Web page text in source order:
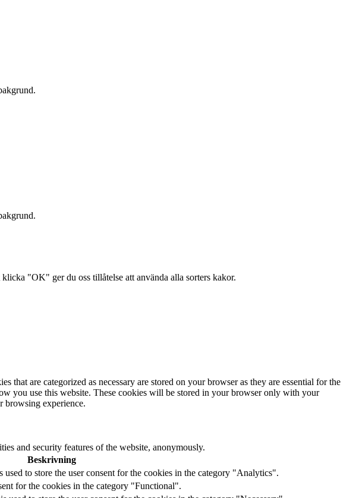
"OK" ger du oss tillåtelse att använda alla sorters kakor.
are categorized as necessary are stored on your browser as they are essential for the
you use this website. These cookies will be stored in your browser only with your
browsing experience.
and security features of the website, anonymously.
Beskrivning
to store the user consent for the cookies in the category "Analytics".
for the cookies in the category "Functional".